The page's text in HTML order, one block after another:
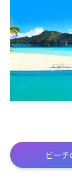
ビー